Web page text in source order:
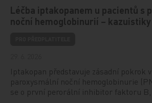
Léčba iptakopanem u pacientů s
noční hemoglobinurií – kazuistiky
Iptakopan představuje zásadní pokrok
paroxysmální noční hemoglobinurie
se o první perorální inhibitor faktoru B,